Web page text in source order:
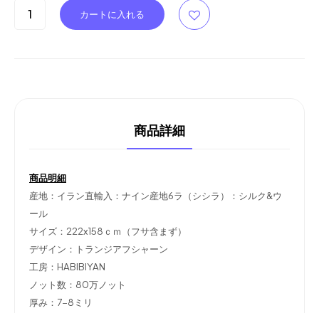
商品詳細
商品明細
産地：イラン直輸入：ナイン産地6ラ（シシラ）：シルク&ウ
ール
サイズ：222x158ｃｍ（フサ含まず）
デザイン：トランジアフシャーン
工房：HABIBIYAN
ノット数：80万ノット
厚み：7-8ミリ